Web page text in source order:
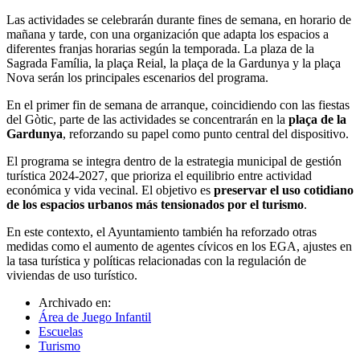
Las actividades se celebrarán durante fines de semana, en horario de
mañana y tarde, con una organización que adapta los espacios a
diferentes franjas horarias según la temporada. La plaza de la
Sagrada Família, la plaça Reial, la plaça de la Gardunya y la plaça
Nova serán los principales escenarios del programa.
En el primer fin de semana de arranque, coincidiendo con las fiestas
del Gòtic, parte de las actividades se concentrarán en la plaça de la
Gardunya, reforzando su papel como punto central del dispositivo.
El programa se integra dentro de la estrategia municipal de gestión
turística 2024-2027, que prioriza el equilibrio entre actividad
económica y vida vecinal. El objetivo es preservar el uso cotidiano
de los espacios urbanos más tensionados por el turismo.
En este contexto, el Ayuntamiento también ha reforzado otras
medidas como el aumento de agentes cívicos en los EGA, ajustes en
la tasa turística y políticas relacionadas con la regulación de
viviendas de uso turístico.
Archivado en:
Área de Juego Infantil
Escuelas
Turismo